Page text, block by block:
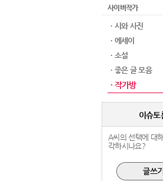
사이버작가
· 시와 사진
· 에세이
· 소설
· 좋은 글 모음
· 작가방
이슈토
A씨의 선택에 대
각하시나요?